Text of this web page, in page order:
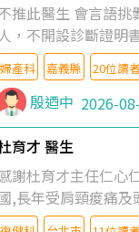
推此醫生 會言語挑
，不開設診斷證明
判斷！
婦產科 嘉義縣 20位讀
殷迺中 2026-
育才 醫生
謝杜育才主任仁心
,長年受肩頸痠痛及
授,做了各種檢查,也